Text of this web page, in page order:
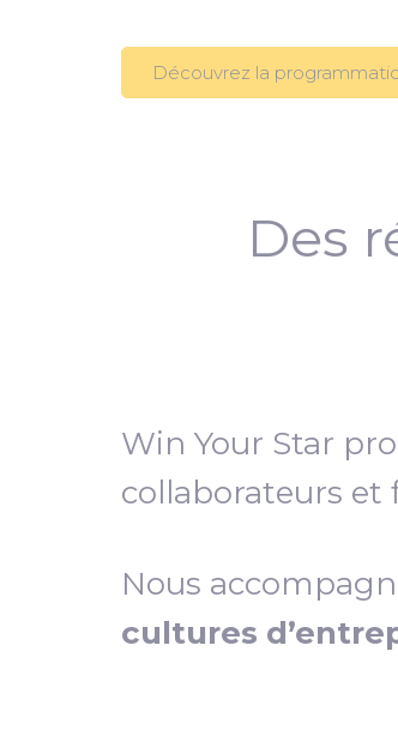
Découvrez la
Des
Win Your Star
collaborateurs et
Nous
cultures